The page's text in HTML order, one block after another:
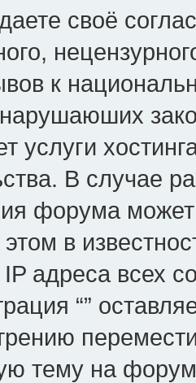
своё
к
услуги
В случае
форума
этом в
адреса всех
“”
тему на